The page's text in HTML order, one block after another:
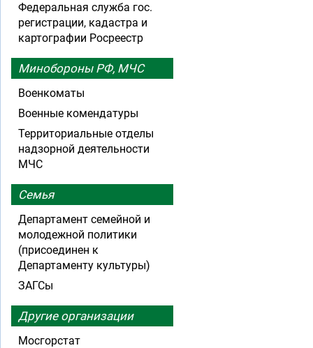
Федеральная служба гос.
регистрации, кадастра и
картографии Росреестр
Минобороны РФ, МЧС
Военкоматы
Военные комендатуры
Территориальные отделы
надзорной деятельности
МЧС
Семья
Департамент семейной и
молодежной политики
(присоединен к
Департаменту культуры)
ЗАГСы
Другие организации
Мосгорстат